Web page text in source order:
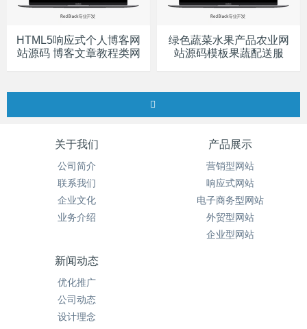
HTML5响应式个人博客网
站源码 博客文章教程类网
绿色蔬菜水果产品农业网
站源码模板果蔬配送服
关于我们
公司简介
联系我们
企业文化
业务介绍
产品展示
营销型网站
响应式网站
电子商务型网站
外贸型网站
企业型网站
新闻动态
优化推广
公司动态
设计理念